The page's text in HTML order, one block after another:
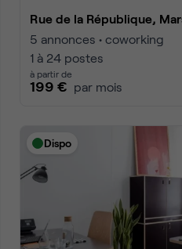
Rue de la République,
5 annonces • coworking
1 à 24 postes
à partir de
199 € par mois
Dispo